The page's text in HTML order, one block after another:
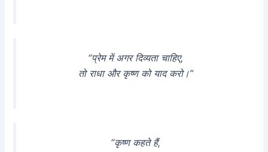
“प्रेम में अगर दिव्यता चाहिए,
तो राधा और कृष्ण को याद करो।”
“कृष्ण कहते हैं,